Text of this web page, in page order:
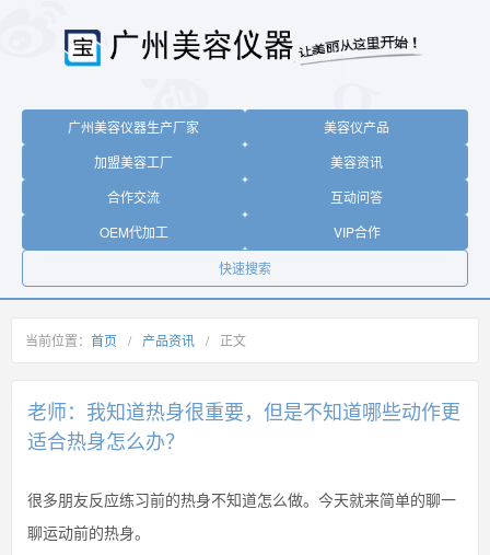
广州美容仪器生产厂家
美容仪产品
加盟美容工厂
美容资讯
合作交流
互动问答
OEM代加工
VIP合作
快速搜索
当前位置： 首页 / 产品资讯 / 正文
老师：我知道热身很重要，但是不知道哪些动作更
适合热身怎么办？
很多朋友反应练习前的热身不知道怎么做。今天就来简单的聊一
聊运动前的热身。